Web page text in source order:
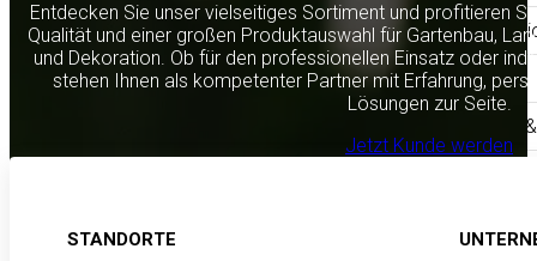
Floristik &
Gartenbau & mehr
Produktneuheiten
Produktneuheiten
Entdecken Sie unser vielseitiges Sortiment und profitieren
Qualität und einer großen Produktauswahl für Gartenbau,
und Dekoration. Ob für den professionellen Einsatz oder
stehen Ihnen als kompetenter Partner mit Erfahrung,
Lösungen zur Seite.
Jetzt Kunde werden
STANDORTE